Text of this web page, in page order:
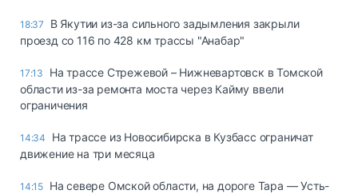
18:37
В Якутии из-за сильного задымления закрыли
проезд со 116 по 428 км трассы "Анабар"
17:13
На трассе Стрежевой – Нижневартовск в Томской
области из-за ремонта моста через Кайму ввели
ограничения
14:34
На трассе из Новосибирска в Кузбасс ограничат
движение на три месяца
14:15 На севере Омской области, на дороге Тара — Усть-